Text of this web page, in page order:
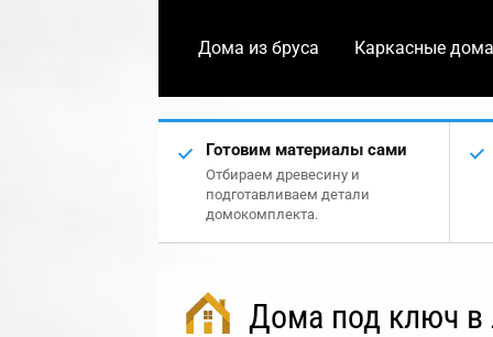
Дома из бруса Каркасные дома
Готовим материалы сами
Отбираем древесину и
подготавливаем детали
домокомплекта.
Дома под ключ в